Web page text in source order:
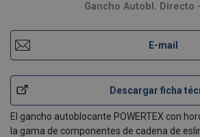
Gancho Autobl. Directo
E-mail
Descargar ficha
El gancho autoblocante POWERTEX con
la gama de componentes de cadena de